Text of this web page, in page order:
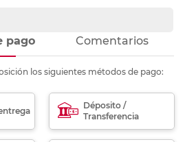
pago Comentarios
los siguientes métodos de pago:
Déposito /
Transferencia